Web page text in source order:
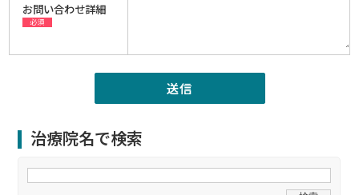
お問い合わせ詳細
必須
治療院名で検索